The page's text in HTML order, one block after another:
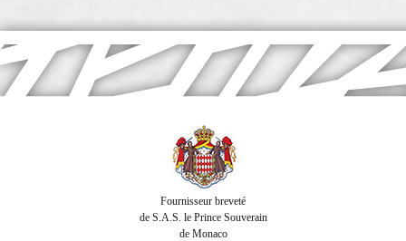
Fournisseur breveté
de S.A.S. le Prince Souverain
de Monaco